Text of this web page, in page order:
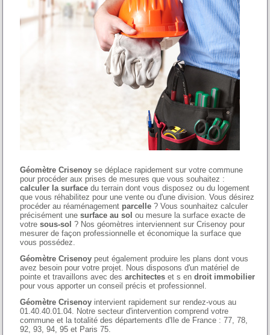
Géomètre Crisenoy se déplace rapidement sur votre commune
pour procéder aux prises de mesures que vous souhaitez :
calculer la surface du terrain dont vous disposez ou du logement
que vous réhabilitez pour une vente ou d'une division. Vous désirez
procéder au réaménagement parcelle ? Vous sounhaitez calculer
précisément unesurface au sol ou mesure la surface exacte de
votresous-sol ? Nos géomètres interviennent sur Crisenoy pour
mesurer de façon professionnelle et économique la surface que
vous possédez.
Géomètre Crisenoy peut également produire les plans dont vous
avez besoin pour votre projet. Nous disposons d'un matériel de
pointe et travaillons avec desarchitectes et s endroit immobilier
pour vous apporter un conseil précis et professionnel.
Géomètre Crisenoy intervient rapidement sur rendez-vous au
01.40.40.01.04. Notre secteur d'intervention comprend votre
commune et la totalité des départements d'Ile de France : 77, 78,
92, 93, 94, 95 et Paris 75.